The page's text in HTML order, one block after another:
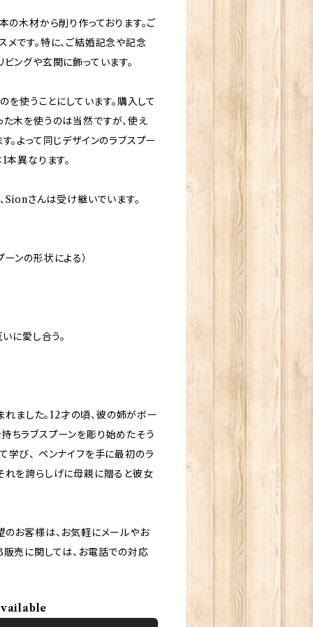
の木材から削り作っております。ご
です。特に、ご結婚記念や記念
ングや玄関に飾っています。
使うことにしています。購入して
た木を使うのは当然ですが、使え
。よって同じデザインのラブスプー
本異なります。
さんは受け継いでいます。
ンの形状による）
に愛し合う。
ました。12才の頃、彼の姉がボー
ちラブスプーンを彫り始めたそう
学び、 ペンナイフを手に最初のラ
れを誇らしげに母親に贈ると彼女
お客様は、お気軽にメールやお
売に関しては、お電話での対応